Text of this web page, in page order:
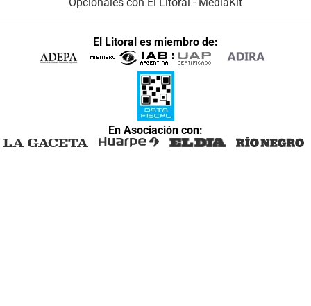
El Litoral es miembro de:
En Asociación con: